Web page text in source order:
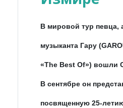
В мировой тур певца,
музыканта Гару
«The Best Of») вошли
В сентябре он
посвященную 25-